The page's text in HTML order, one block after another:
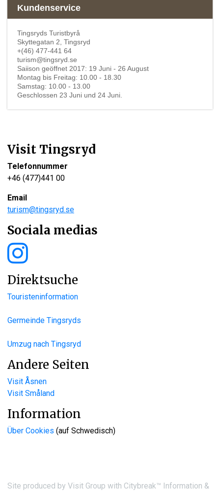
Kundenservice
Tingsryds Turistbyrå
Skyttegatan 2, Tingsryd
+(46) 477-441 64
turism@tingsryd.se
Saiison geöffnet 2017: 19 Juni - 26 August
Montag bis Freitag: 10.00 - 18.30
Samstag: 10.00 - 13.00
Geschlossen 23 Juni und 24 Juni.
Visit Tingsryd
Telefonnummer
+46 (477)441 00
Email
turism@tingsryd.se
Sociala medias
Direktsuche
Touristeninformation
Germeinde Tingsryds
Umzug nach Tingsryd
Andere Seiten
Visit Åsnen
Visit Småland
Information
Über Cookies (auf Schwedisch)
Site produced by Visit Group with Citybreak™ Information &